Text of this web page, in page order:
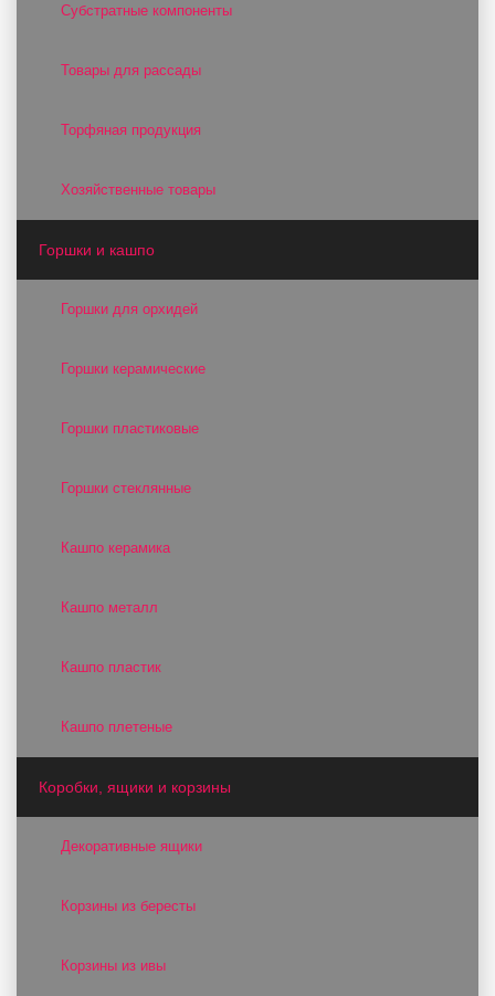
Субстратные компоненты
Товары для рассады
Торфяная продукция
Хозяйственные товары
Горшки и кашпо
Горшки для орхидей
Горшки керамические
Горшки пластиковые
Горшки стеклянные
Кашпо керамика
Кашпо металл
Кашпо пластик
Кашпо плетеные
Коробки, ящики и корзины
Декоративные ящики
Корзины из бересты
Корзины из ивы